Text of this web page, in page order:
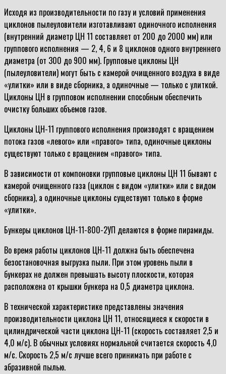
Исходя из производительности по газу и условий применения
циклонов пылеуловители изготавливают одиночного исполнения
(внутренний диаметр ЦН 11 составляет от 200 до 2000 мм) или
группового исполнения — 2, 4, 6 и 8 циклонов одного внутреннего
диаметра (от 300 до 900 мм). Групповые циклоны ЦН
(пылеуловители) могут быть с камерой очищенного воздуха в виде
«улитки» или в виде сборника, а одиночные — только с улиткой.
Циклоны ЦН в групповом исполнении способным обеспечить
очистку больших объемов газов.
Циклоны ЦН-11 группового исполнения производят с вращением
потока газов «левого» или «правого» типа, одиночные циклоны
существуют только с вращением «правого» типа.
В зависимости от компоновки групповые циклоны ЦН 11 бывают с
камерой очищенного газа (циклон с видом «улитки» или с видом
сборника), а одиночные циклоны существуют только в форме
«улитки».
Бункеры циклонов ЦН-11-800-2УП делаются в форме пирамиды.
Во время работы циклонов ЦН-11 должна быть обеспечена
безостановочная выгрузка пыли. При этом уровень пыли в
бункерах не должен превышать высоту плоскости, которая
расположена от крышки бункера на 0,5 диаметра циклона.
В технической характеристике представлены значения
производительности циклона ЦН 11, относящиеся к скорости в
цилиндрической части циклона ЦН-11 (скорость составляет 2,5 и
4,0 м/с). В обычных условиях нормальной считается скорость 4,0
м/с. Скорость 2,5 м/с лучше всего принимать при работе с
абразивной пылью.